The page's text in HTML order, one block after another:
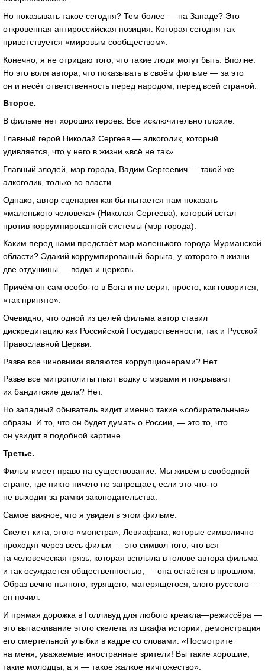
Но показывать такое сегодня? Тем более — на Западе? Это
откровенная антироссийская позиция. Которая сегодня так
приветствуется «мировым сообществом».
Конечно, я не отрицаю того, что такие люди могут быть. Вполне.
Но это воля автора, что показывать в своём фильме — за это
он и несёт ответственность перед народом, перед всей страной.
Второе.
В фильме нет хороших героев. Все исключительно плохие.
Главный герой Николай Сергеев — алкоголик, который
удивляется, что у него в жизни «всё не так».
Главный злодей, мэр города, Вадим Сергеевич — такой же
алкоголик, только во власти.
Однако, автор сценария как бы пытается нам показать
«маленького человека» (Николая Сергеева), который встал
против коррумпированной системы (мэр города).
Каким перед нами предстаёт мэр маленького города Мурманской
области? Эдакий коррумпированый барыга, у которого в жизни
две отдушины — водка и церковь.
Причём он сам особо-то в Бога и не верит, просто, как говорится,
«так принято».
Очевидно, что одной из целей фильма автор ставил
дискредитацию как Российской Государственности, так и Русской
Православной Церкви.
Разве все чиновники являются коррупционерами? Нет.
Разве все митрополиты пьют водку с мэрами и покрывают
их бандитские дела? Нет.
Но западный обыватель видит именно такие «собирательные»
образы. И то, что он будет думать о России, — это то, что
он увидит в подобной картине.
Третье.
Фильм имеет право на существование. Мы живём в свободной
стране, где никто ничего не запрещает, если это что-то
не выходит за рамки законодательства.
Самое важное, что я увидел в этом фильме.
Скелет кита, этого «монстра», Левиафана, которые символично
проходят через весь фильм — это символ того, что вся
та человеческая грязь, которая всплыла в голове автора фильма
и так осуждается общественностью, — она остаётся в прошлом.
Образ вечно пьяного, курящего, матерящегося, злого русского —
он почил.
И прямая дорожка в Голливуд для любого креакла—режиссёра —
это вытаскивание этого скелета из шкафа истории, демонстрация
его смертельной улыбки в кадре со словами: «Посмотрите
на меня, уважаемые иностранные зрители! Вы такие хорошие,
такие молодцы, а я — такое жалкое ничтожество».